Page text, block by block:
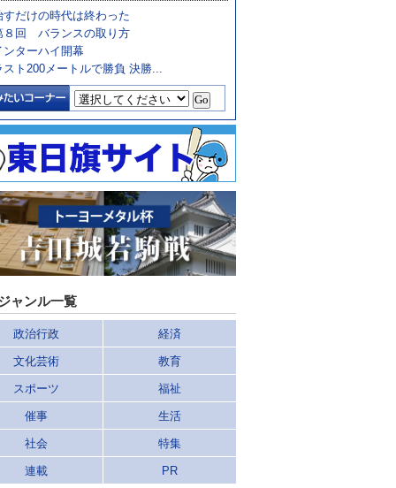
すだけの時代は終わった
８回 バランスの取り方
ンターハイ開幕
スト200メートルで勝負 決勝...
ャンル一覧
政治行政 経済
文化芸術 教育
スポーツ 福祉
催事 生活
社会 特集
連載 PR